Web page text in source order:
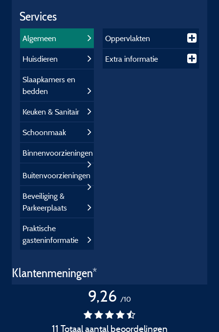
Services
Algemeen
Huisdieren
Slaapkamers en
bedden
Keuken & Sanitair
Schoonmaak
Binnenvoorzieningen
Buitenvoorzieningen
Beveiliging &
Parkeerplaats
Praktische
gasteninformatie
Oppervlakten
Extra informatie
Klantenmeningen*
9,26 /10
11 Totaal aantal beoordelingen